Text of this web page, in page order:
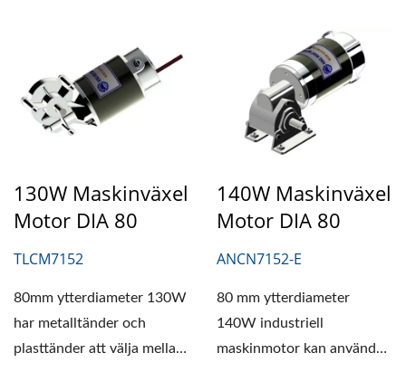
130W Maskinväxel
Motor DIA 80
TLCM7152
80mm ytterdiameter 130W
har metalltänder och
plasttänder att välja mellan.
140W Maskinväxel
Motor DIA 80
ANCN7152-E
80 mm ytterdiameter
140W industriell
maskinmotor kan användas